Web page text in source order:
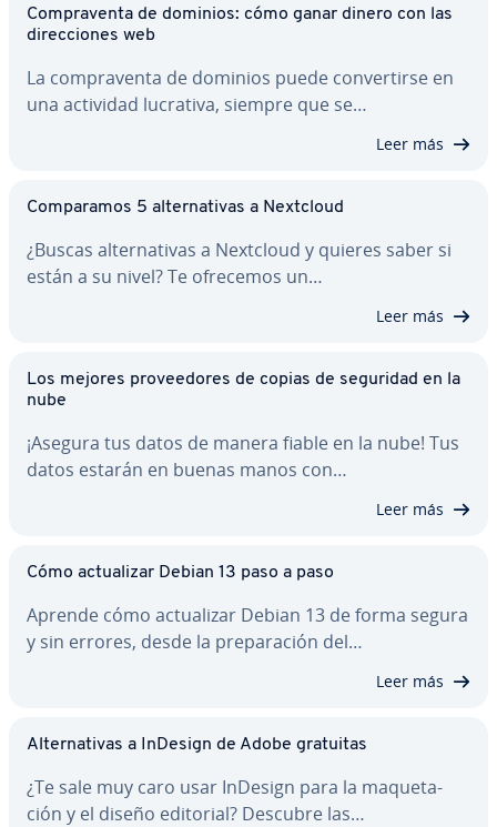
Co­m­pra­ve­n­ta de dominios: cómo ganar dinero con las
di­re­c­cio­nes web
La co­m­pra­ve­n­ta de dominios puede co­n­ve­r­ti­r­se en
una actividad lucrativa, siempre que se…
Leer más
Co­m­pa­ra­mos 5 al­te­r­na­ti­vas a Nextcloud
¿Buscas al­te­r­na­ti­vas a Nextcloud y quieres saber si
están a su nivel? Te ofrecemos un…
Leer más
Los mejores pro­vee­do­res de copias de seguridad en la
nube
¡Asegura tus datos de manera fiable en la nube! Tus
datos estarán en buenas manos con…
Leer más
Cómo ac­tua­li­zar Debian 13 paso a paso
Aprende cómo ac­tua­li­zar Debian 13 de forma segura
y sin errores, desde la pre­pa­ra­ción del…
Leer más
Al­te­r­na­ti­vas a InDesign de Adobe gratuitas
¿Te sale muy caro usar InDesign para la ma­que­ta­
ción y el diseño editorial? Descubre las…